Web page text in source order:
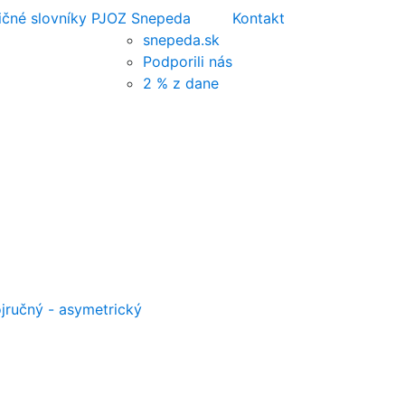
slovníky PJOZ Snepeda
snepeda.sk
Podporili nás
2 % z dane
Kontakt
- asymetrický